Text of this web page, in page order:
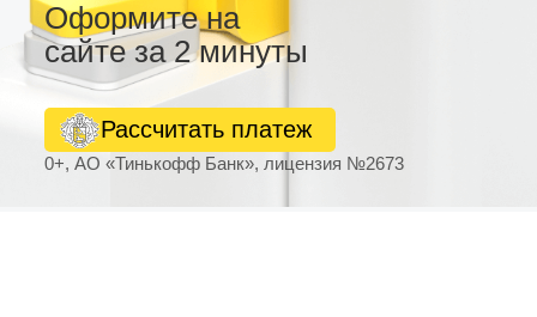
Оформите на
сайте за 2 минуты
0+, АО «Тинькофф Банк», лицензия №2673
Рассчитать платеж